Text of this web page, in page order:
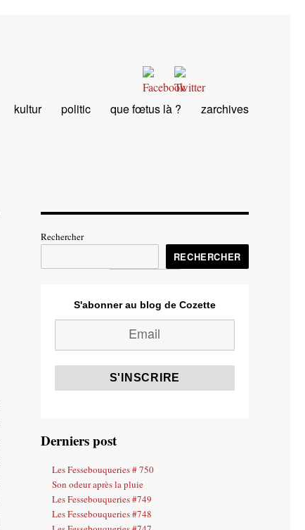
kultur politic que fœtus là ? zarchives
Rechercher
RECHERCHER
S'abonner au blog de Cozette
Derniers post
Les Fessebouqueries # 750
Son odeur après la pluie
Les Fessebouqueries #749
Les Fessebouqueries #748